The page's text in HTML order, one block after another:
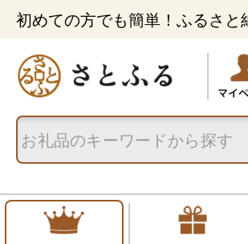
初めての方でも簡単！ふるさと